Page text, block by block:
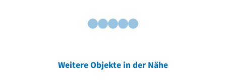
Weitere Objekte in der Nähe